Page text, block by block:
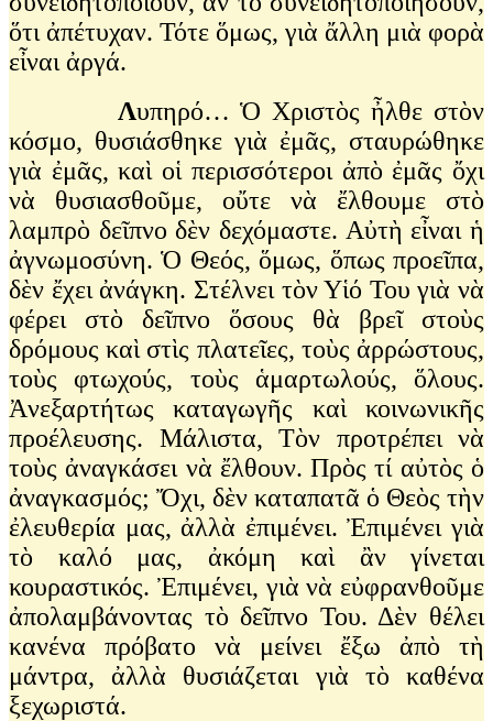
ὅτι ἀπέτυχαν. Τότε ὅμως, γιὰ ἄλλη μιὰ φορὰ
εἶναι ἀργά.
Λυπηρό… Ὁ Χριστὸς ἦλθε στὸν
κόσμο, θυσιάσθηκε γιὰ ἐμᾶς, σταυρώθηκε
γιὰ ἐμᾶς, καὶ οἱ περισσότεροι ἀπὸ ἐμᾶς ὄχι
νὰ θυσιασθοῦμε, οὔτε νὰ ἔλθουμε στὸ
λαμπρὸ δεῖπνο δὲν δεχόμαστε. Αὐτὴ εἶναι ἡ
ἀγνωμοσύνη. Ὁ Θεός, ὅμως, ὅπως προεῖπα,
δὲν ἔχει ἀνάγκη. Στέλνει τὸν Υἱό Του γιὰ νὰ
φέρει στὸ δεῖπνο ὅσους θὰ βρεῖ στοὺς
δρόμους καὶ στὶς πλατεῖες, τοὺς ἀρρώστους,
τοὺς φτωχούς, τοὺς ἁμαρτωλούς, ὅλους.
Ἀνεξαρτήτως καταγωγῆς καὶ κοινωνικῆς
προέλευσης. Μάλιστα, Τὸν προτρέπει νὰ
τοὺς ἀναγκάσει νὰ ἔλθουν. Πρὸς τί αὐτὸς ὁ
ἀναγκασμός; Ὄχι, δὲν καταπατᾶ ὁ Θεὸς τὴν
ἐλευθερία μας, ἀλλὰ ἐπιμένει. Ἐπιμένει γιὰ
τὸ καλό μας, ἀκόμη καὶ ἂν γίνεται
κουραστικός. Ἐπιμένει, γιὰ νὰ εὐφρανθοῦμε
ἀπολαμβάνοντας τὸ δεῖπνο Του. Δὲν θέλει
κανένα πρόβατο νὰ μείνει ἔξω ἀπὸ τὴ
μάντρα, ἀλλὰ θυσιάζεται γιὰ τὸ καθένα
ξεχωριστά.